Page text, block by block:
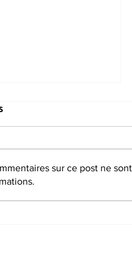
I Jolie dynamique
sur ce post ne